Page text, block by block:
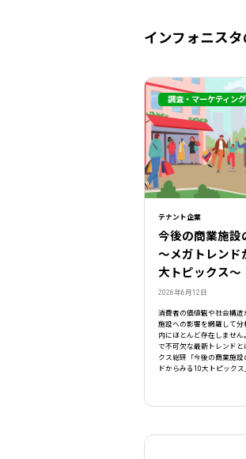
インフォニス
テナント企業
今後の商業施設
〜メガトレンド
大トピックス〜
2026年6月12日
消費者の価値観や社会構
施設への影響を網羅して分
内にほとんど存在しません
で不可欠な最新トレンドと
クス総研「今後の商業施設
ドからみる10大トピックス
調査・マーケティング